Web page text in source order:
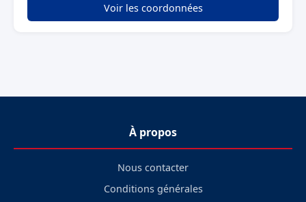
Voir les coordonnées
À propos
Nous contacter
Conditions générales